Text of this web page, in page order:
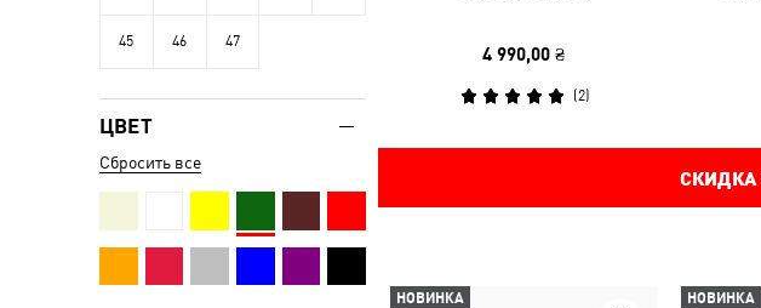
4 990,00 ₴
(2)
СКИДКА
НОВИНКА НОВИНКА
45 46 47
ЦВЕТ
Сбросить все